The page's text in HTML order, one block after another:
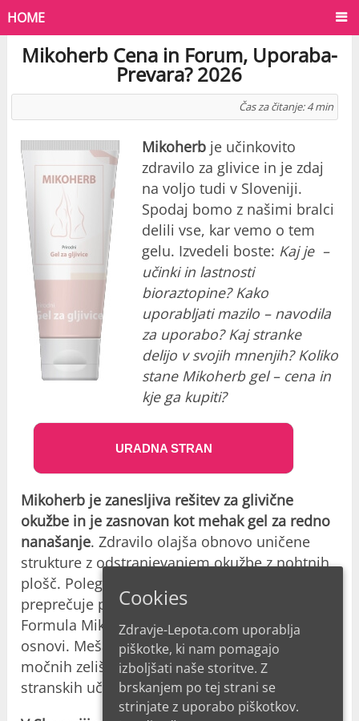
HOME
Mikoherb Cena in Forum, Uporaba-
Prevara? 2026
Čas za čitanje: 4 min
Mikoherb je učinkovito
zdravilo za glivicein je zdaj
na voljo tudi v Sloveniji.
Spodaj bomo z našimi bralci
delili vse, kar vemo o tem
gelu. Izvedeli boste: Kaj je –
učinki in lastnosti
bioraztopine? Kako
uporabljatimazilo– navodila
za uporabo? Kaj stranke
delijo v svojih mnenjih? Koliko
stane Mikoherb gel – cena in
kje ga kupiti?
URADNA STRAN
Mikoherb je zanesljiva rešitev za glivične
okužbe in je zasnovan kot mehak gel za redno
nanašanje. Zdravilo olajša obnovo uničene
strukture z odstranjevanjem okužbe z nohtnih
plošč. Poleg tega stalna uporaba gela
preprečuje ponovno okužbo v prihodnosti.
Formula Mikoherba je v celoti na biološki
osnovi. Meša aktivne derivate nekaterih
močnih zelišč. Zato zdravilo ne povzroča
stranskih učinkov in zdravstvenih težav.
Cookies
Zdravje-Lepota.com uporablja
piškotke, ki nam pomagajo
izboljšati naše storitve. Z
brskanjem po tej strani se
strinjate z uporabo piškotkov.